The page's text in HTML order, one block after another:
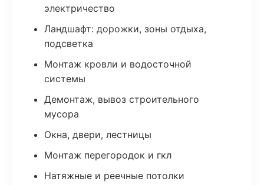
электричество
Ландшафт: дорожки, зоны отдыха,
подсветка
Монтаж кровли и водосточной
системы
Демонтаж, вывоз строительного
мусора
Окна, двери, лестницы
Монтаж перегородок и гкл
Натяжные и реечные потолки